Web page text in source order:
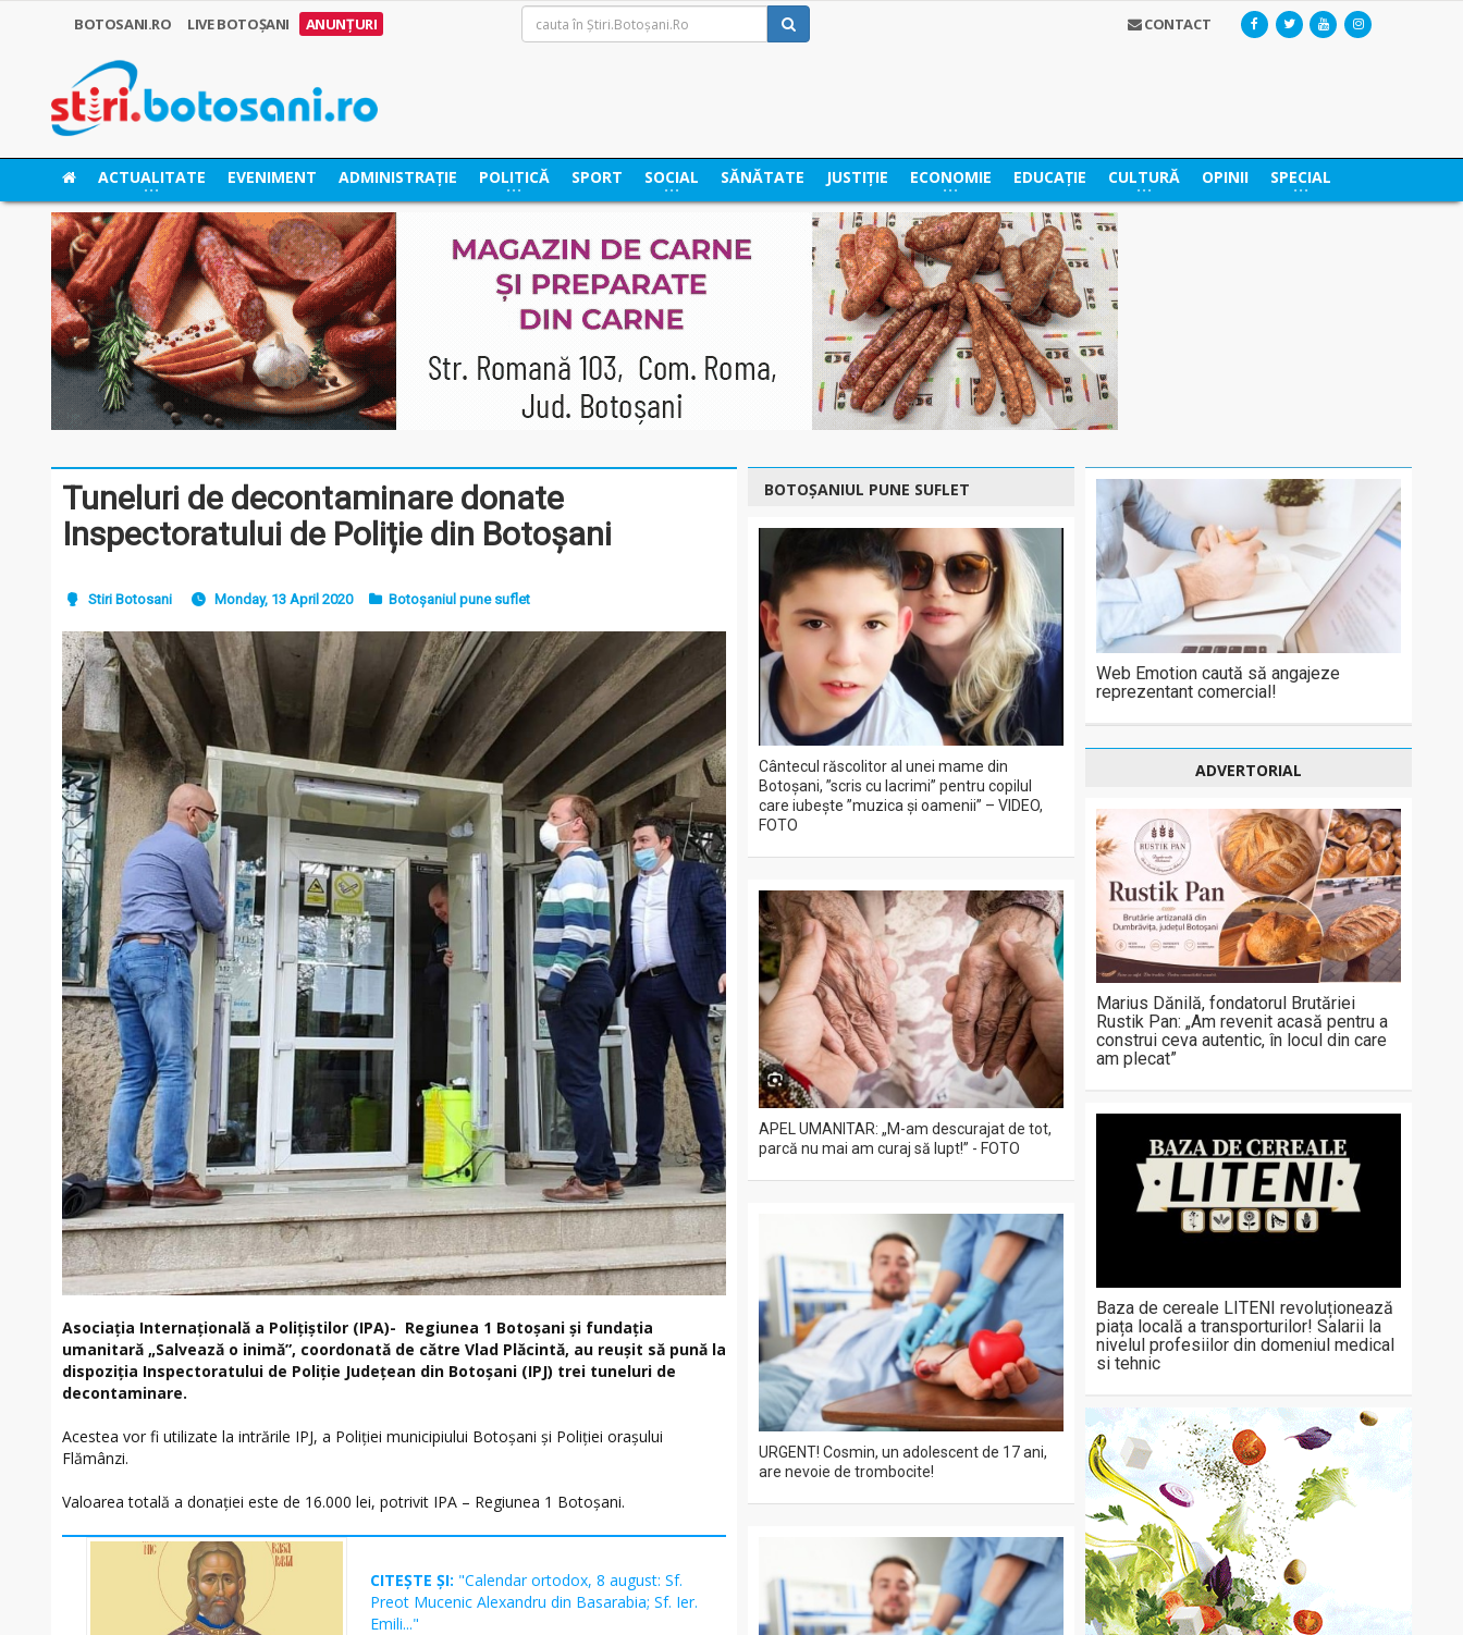
BOTOSANI.RO LIVE BOTOȘANI ANUNȚURI CONTACT
ACTUALITATE EVENIMENT ADMINISTRAȚIE POLITICĂ SPORT SOCIAL SĂNĂTATE JUSTIȚIE ECONOMIE EDUCAȚIE CULTURĂ OPINII SPECIAL
Tuneluri de decontaminare donate
Inspectoratului de Poliție din Botoșani
Stiri Botosani Monday, 13 April 2020 Botoșaniul pune suflet
Asociația Internațională a Polițiștilor (IPA)- Regiunea 1 Botoșani și fundația
umanitară „Salvează o inimă”, coordonată de către Vlad Plăcintă, au reușit să pună la
dispoziția Inspectoratului de Poliție Județean din Botoșani (IPJ) trei tuneluri de
decontaminare.
Acestea vor fi utilizate la intrările IPJ, a Poliției municipiului Botoșani și Poliției orașului
Flămânzi.
Valoarea totală a donației este de 16.000 lei, potrivit IPA – Regiunea 1 Botoșani.
CITEȘTE ȘI: "Calendar ortodox, 8 august: Sf.
Preot Mucenic Alexandru din Basarabia; Sf. Ier.
Emili..."
BOTOȘANIUL PUNE SUFLET
Cântecul răscolitor al unei mame din
Botoșani, ”scris cu lacrimi” pentru copilul
care iubește ”muzica și oamenii” – VIDEO,
FOTO
APEL UMANITAR: „M-am descurajat de tot,
parcă nu mai am curaj să lupt!” - FOTO
URGENT! Cosmin, un adolescent de 17 ani,
are nevoie de trombocite!
Web Emotion caută să angajeze
reprezentant comercial!
ADVERTORIAL
Marius Dănilă, fondatorul Brutăriei
Rustik Pan: „Am revenit acasă pentru a
construi ceva autentic, în locul din care
am plecat”
Baza de cereale LITENI revoluționează
piața locală a transporturilor! Salarii la
nivelul profesiilor din domeniul medical
si tehnic